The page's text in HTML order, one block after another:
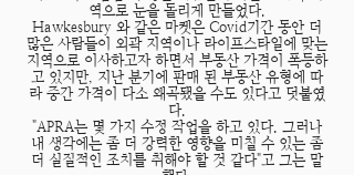
역으로 눈을 돌리게 만들었다.
Hawkesbury 와 같은 마켓은 Covid기간 동안 더
많은 사람들이 외곽 지역이나 라이프스타일에 맞는
지역으로 이사하고자 하면서 부동산 가격이 폭등하
고 있지만, 지난 분기에 판매 된 부동산 유형에 따
라 중간 가격이 다소 왜곡됐을 수도 있다고 덧붙였
다.
"APRA는 몇 가지 수정 작업을 하고 있다. 그러나
내 생각에는 좀 더 강력한 영향을 미칠 수 있는 좀
더 실질적인 조치를 취해야 할 것 같다"고 그는 말